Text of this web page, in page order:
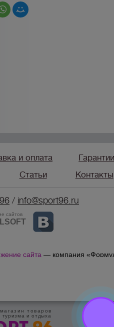
и оплата
Статьи Контакты
/ info@sport96.ru
сайтов
сайта — компания
товаров
туризма и отдыха